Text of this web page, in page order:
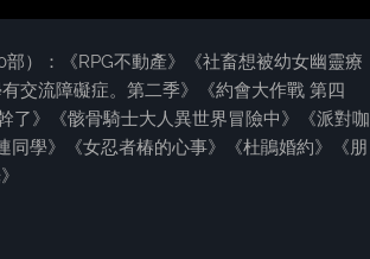
）：《RPG不動產》《社畜想被幼女幽靈療
交流障礙症。第二季》《約會大作戰 第四
了》《骸骨騎士大人異世界冒險中》《派對咖
學》《女忍者椿的心事》《杜鵑婚約》《朋